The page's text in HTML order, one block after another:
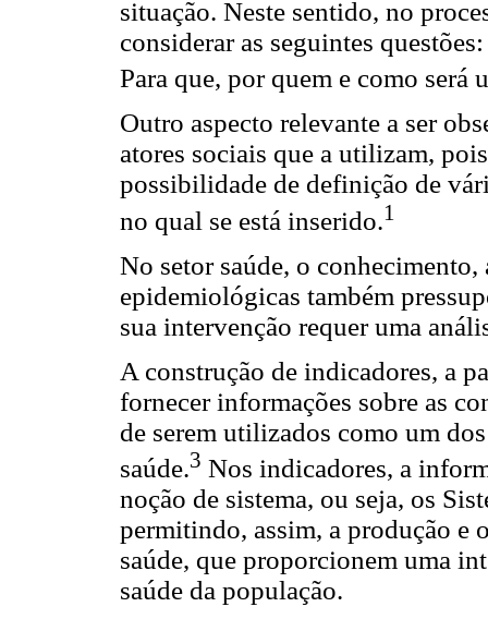
situação. Neste sentido, no
considerar as seguintes
Para que, por quem e como
Outro aspecto relevante a ser
atores sociais que a utilizam,
possibilidade de definição de
no qual se está inserido.1
No setor saúde, o
epidemiológicas também
sua intervenção requer uma
A construção de indicadores, a
fornecer informações sobre as
de serem utilizados como um
saúde.3 Nos indicadores, a
noção de sistema, ou seja, os
permitindo, assim, a produção e
saúde, que proporcionem uma
saúde da população.